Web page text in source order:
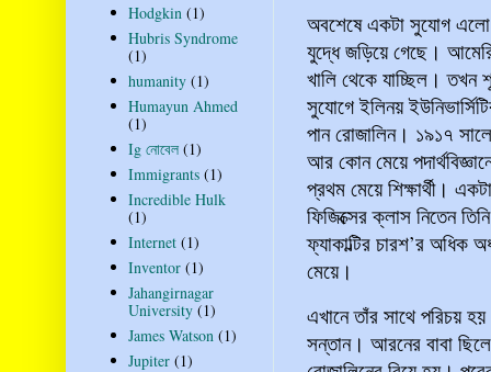
অবশেষে একটা সুযোগ এলো
যুদ্ধে জড়িয়ে গেছে।
খালি থেকে যাচ্ছিল।
সুযোগে ইলিনয়
পান রোজালিন। ১৯১৭
আর কোন মেয়ে
প্রথম মেয়ে শিক্ষার্থী।
ফিজিক্সের ক্লাস নিতেন
ফ্যাকাল্টির চারশ’র অধিক
মেয়ে।
এখানে তাঁর সাথে পরিচয়
সন্তান। আরনের বাবা
Hodgkin (1)
Hubris Syndrome
(1)
humanity (1)
Humayun Ahmed
(1)
Ig নোবেল (1)
Immigrants (1)
Incredible Hulk
(1)
Internet (1)
Inventor (1)
Jahangirnagar
University (1)
James Watson (1)
Jupiter (1)